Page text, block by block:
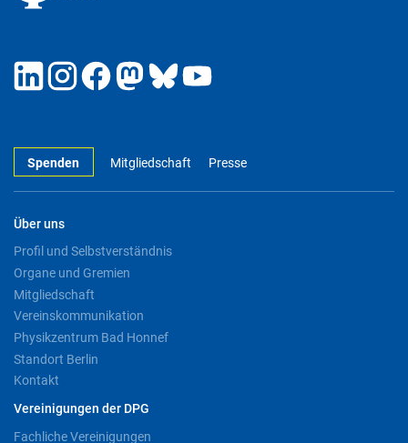
Spenden Mitgliedschaft Presse
Über uns
Profil und Selbstverständnis
Organe und Gremien
Mitgliedschaft
Vereinskommunikation
Physikzentrum Bad Honnef
Standort Berlin
Kontakt
Vereinigungen der DPG
Fachliche Vereinigungen